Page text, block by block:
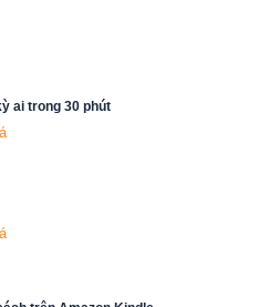
ai trong 30 phút